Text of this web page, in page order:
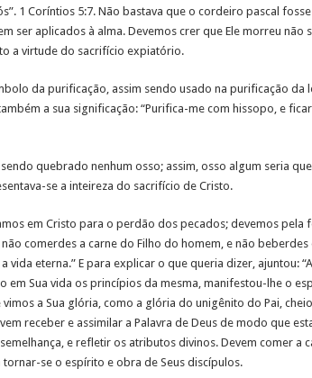
1 Coríntios 5:7. Não bastava que o cordeiro pascal
ser aplicados à alma. Devemos crer que Ele morreu
a virtude do sacrifício expiatório.
da purificação, assim sendo usado na purificação da
a sua significação: “Purifica-me com hissopo, e
quebrado nenhum osso; assim, osso algum seria
se a inteireza do sacrifício de Cristo.
em Cristo para o perdão dos pecados; devemos
comerdes a carne do Filho do homem, e não
eterna.” E para explicar o que queria dizer, ajuntou:
em Sua vida os princípios da mesma, manifestou-lhe o
a Sua glória, como a glória do unigênito do Pai,
receber e assimilar a Palavra de Deus de modo que
e refletir os atributos divinos. Devem comer a
se o espírito e obra de Seus discípulos.